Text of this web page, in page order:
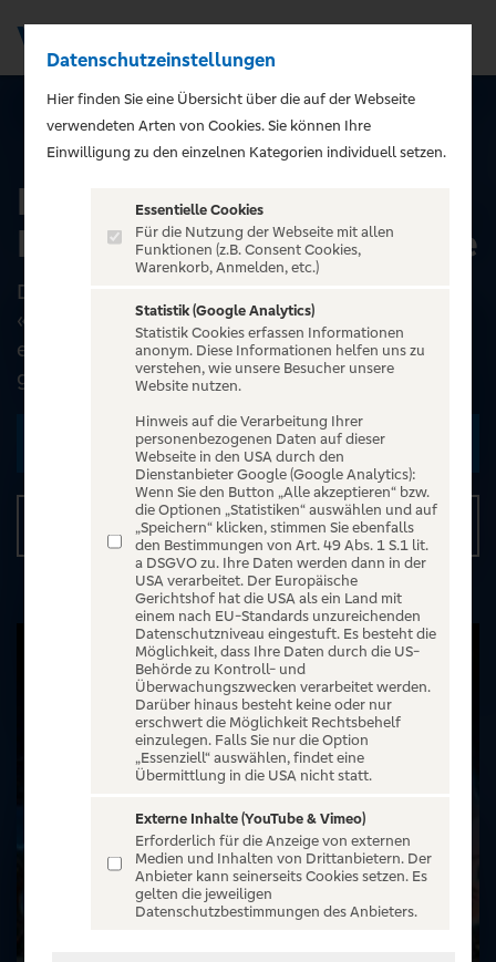
ALLE EVENTS
Faust'n'Roll -
Rocktheater nach Goethe
Der FAUST-Stoff ist Jahrhunderte alt. Der
«FAUST» von Johann Wolfgang von Goethe ist
ein Universum deutscher Dichtkunst und lässt
genügend Raum für Mo...
Zu den Terminen
Details
Datenschutzeinstellungen
Hier finden Sie eine Übersicht über die auf der Webseite
verwendeten Arten von Cookies. Sie können Ihre
Einwilligung zu den einzelnen Kategorien individuell setzen.
Essentielle Cookies
Für die Nutzung der Webseite mit allen
Funktionen (z.B. Consent Cookies,
Warenkorb, Anmelden, etc.)
Statistik (Google Analytics)
Statistik Cookies erfassen Informationen
anonym. Diese Informationen helfen uns zu
verstehen, wie unsere Besucher unsere
Website nutzen.
Hinweis auf die Verarbeitung Ihrer
personenbezogenen Daten auf dieser
Webseite in den USA durch den
Dienstanbieter Google (Google Analytics):
Wenn Sie den Button „Alle akzeptieren“ bzw.
die Optionen „Statistiken“ auswählen und auf
„Speichern“ klicken, stimmen Sie ebenfalls
den Bestimmungen von Art. 49 Abs. 1 S.1 lit.
a DSGVO zu. Ihre Daten werden dann in der
USA verarbeitet. Der Europäische
Gerichtshof hat die USA als ein Land mit
einem nach EU-Standards unzureichenden
Datenschutzniveau eingestuft. Es besteht die
Möglichkeit, dass Ihre Daten durch die US-
Behörde zu Kontroll- und
Überwachungszwecken verarbeitet werden.
Darüber hinaus besteht keine oder nur
erschwert die Möglichkeit Rechtsbehelf
einzulegen. Falls Sie nur die Option
„Essenziell“ auswählen, findet eine
Übermittlung in die USA nicht statt.
Externe Inhalte (YouTube & Vimeo)
Erforderlich für die Anzeige von externen
Medien und Inhalten von Drittanbietern. Der
Anbieter kann seinerseits Cookies setzen. Es
gelten die jeweiligen
Datenschutzbestimmungen des Anbieters.